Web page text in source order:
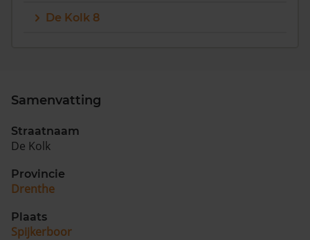
De Kolk 8
Samenvatting
Straatnaam
De Kolk
Provincie
Drenthe
Plaats
Spijkerboor